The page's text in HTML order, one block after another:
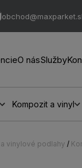
O násSlužby
Kompozit a vinyl
vinylové podlahy /